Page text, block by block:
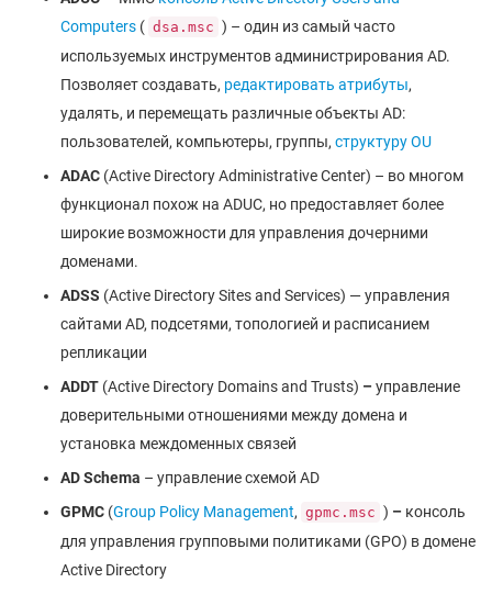
Computers ( dsa.msc ) – один из самый часто
используемых инструментов администрирования AD.
Позволяет создавать, редактировать атрибуты,
удалять, и перемещать различные объекты AD:
пользователей, компьютеры, группы, структуру OU
ADAC (Active Directory Administrative Center) – во многом
функционал похож на ADUC, но предоставляет более
широкие возможности для управления дочерними
доменами.
ADSS (Active Directory Sites and Services) — управления
сайтами AD, подсетями, топологией и расписанием
репликации
ADDT (Active Directory Domains and Trusts) – управление
доверительными отношениями между домена и
установка междоменных связей
ADSchema – управление схемой AD
GPMC (Group Policy Management, gpmc.msc ) – консоль
для управления групповыми политиками (GPO) в домене
Active Directory